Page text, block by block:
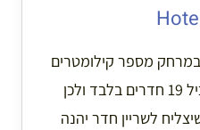
מספר קילומטרים
מהעיר סרלה. המלון מכיל 19 חדרים בלבד ולכן
לשריין חדר יהנה